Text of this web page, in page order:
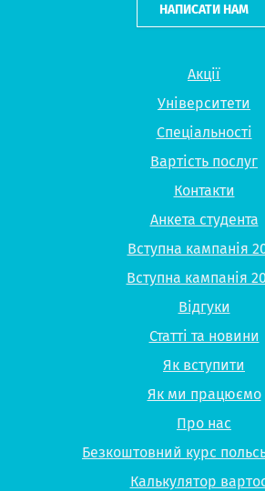
Акції
Університети
Спеціальності
Вартість послуг
Контакти
Анкета студента
Вступна кампанія
Вступна кампанія
Відгуки
Статті та новини
Як вступити
Як ми працюємо
Про нас
Безкоштовний курс
Калькулятор
НАПИСАТИ НАМ